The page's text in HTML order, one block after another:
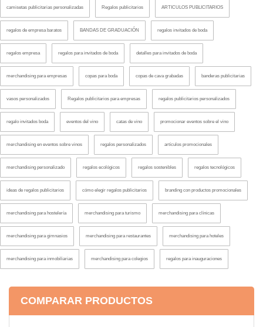
camisetas publicitarias personalizadas Regalos publicitarios ARTICULOS PUBLICITARIOS
regalos de empresa baratos BANDAS DE GRADUACIÓN regalos invitados de boda
regalos empresa regalos para invitados de boda detalles para invitados de boda
merchandising para empresas copas para boda copas de cava grabadas banderas publicitarias
vasos personalizados Regalos publicitarios para empresas regalos publicitarios personalizados
regalo invitados boda eventos del vino catas de vino promocionar eventos sobre el vino
merchandising en eventos sobre vinos regalos personalizados artículos promocionales
merchandising personalizado regalos ecológicos regalos sostenibles regalos tecnológicos
ideas de regalos publicitarios cómo elegir regalos publicitarios branding con productos promocionales
merchandising para hostelería merchandising para turismo merchandising para clínicas
merchandising para gimnasios merchandising para restaurantes merchandising para hoteles
merchandising para inmobiliarias merchandising para colegios regalos para inauguraciones
COMPARAR PRODUCTOS